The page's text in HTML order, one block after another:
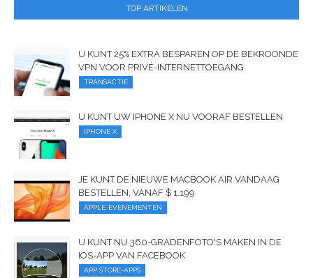
TOP ARTIKELEN
U KUNT 25% EXTRA BESPAREN OP DE BEKROONDE
VPN VOOR PRIVÉ-INTERNETTOEGANG
TRANSACTIE
U KUNT UW IPHONE X NU VOORAF BESTELLEN
IPHONE X
JE KUNT DE NIEUWE MACBOOK AIR VANDAAG
BESTELLEN, VANAF $ 1.199
APPLE-EVENEMENTEN
U KUNT NU 360-GRADENFOTO'S MAKEN IN DE
IOS-APP VAN FACEBOOK
APP STORE-APPS